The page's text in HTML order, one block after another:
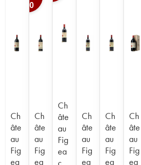
Ch
âte
au
Fig
ea
100
Ch
âte
au
Fig
ea
Ch
âte
au
Fig
ea
c
Ch
âte
au
Fig
ea
Ch
âte
au
Fig
ea
Ch
âte
au
Fig
ea